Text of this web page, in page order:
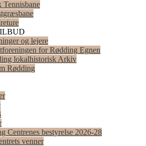
Tennisbane
og lejere
for Rødding Egnen
lokalhistorisk Arkiv
Rødding
Centrenes bestyrelse 2026-28
venner